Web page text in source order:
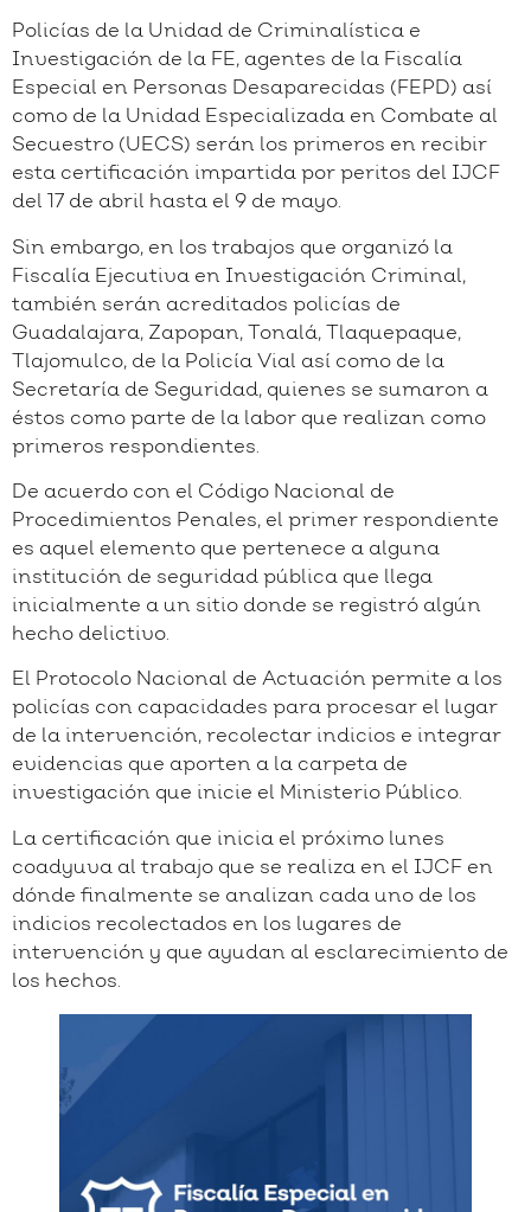
Policías de la Unidad de Criminalística e
Investigación de la FE, agentes de la Fiscalía
Especial en Personas Desaparecidas (FEPD) así
como de la Unidad Especializada en Combate al
Secuestro (UECS) serán los primeros en recibir
esta certificación impartida por peritos del IJCF
del 17 de abril hasta el 9 de mayo.
Sin embargo, en los trabajos que organizó la
Fiscalía Ejecutiva en Investigación Criminal,
también serán acreditados policías de
Guadalajara, Zapopan, Tonalá, Tlaquepaque,
Tlajomulco, de la Policía Vial así como de la
Secretaría de Seguridad, quienes se sumaron a
éstos como parte de la labor que realizan como
primeros respondientes.
De acuerdo con el Código Nacional de
Procedimientos Penales, el primer respondiente
es aquel elemento que pertenece a alguna
institución de seguridad pública que llega
inicialmente a un sitio donde se registró algún
hecho delictivo.
El Protocolo Nacional de Actuación permite a los
policías con capacidades para procesar el lugar
de la intervención, recolectar indicios e integrar
evidencias que aporten a la carpeta de
investigación que inicie el Ministerio Público.
La certificación que inicia el próximo lunes
coadyuva al trabajo que se realiza en el IJCF en
dónde finalmente se analizan cada uno de los
indicios recolectados en los lugares de
intervención y que ayudan al esclarecimiento de
los hechos.